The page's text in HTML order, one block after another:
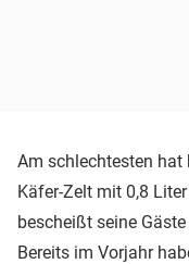
Am schlechtesten hat
Käfer-Zelt mit 0,8
bescheißt seine
Bereits im Vorjahr